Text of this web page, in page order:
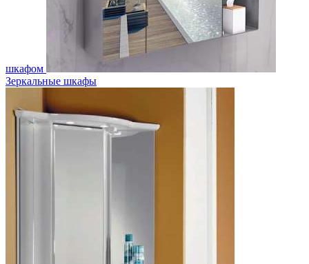
шкафом
Зеркальные шкафы